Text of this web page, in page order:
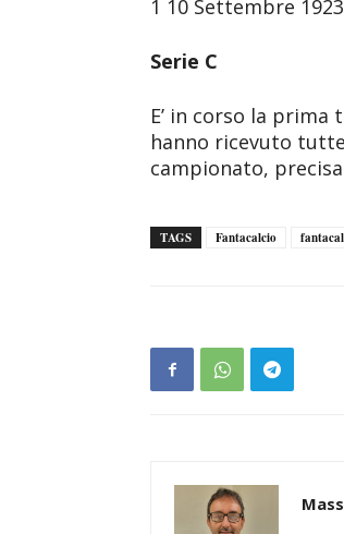
1 10 Settembre
Serie C
E’ in corso la
hanno ricevuto
campionato,
TAGS Fantacalcio